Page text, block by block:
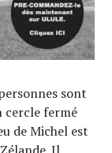
sont
cercle fermé
de Michel est